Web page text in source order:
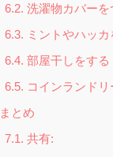
6.2. 洗濯物カバーを
6.3. ミントやハッ
6.4. 部屋干しをする
6.5. コインランド
まとめ
7.1. 共有: